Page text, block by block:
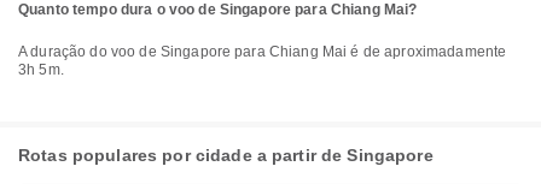
Quanto tempo dura o voo de Singapore para Chiang Mai?
A duração do voo de Singapore para Chiang Mai é de aproximadamente
3h 5m.
Rotas populares por cidade a partir de Singapore